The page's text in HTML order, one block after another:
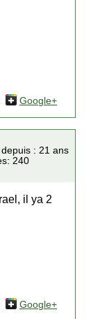
Google+
: 21 ans
240
il ya 2
Google+